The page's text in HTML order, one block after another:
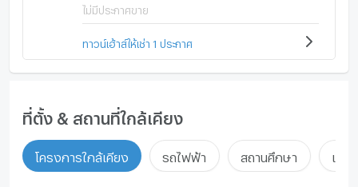
ไม่มีประกาศขาย
ทาวน์เฮ้าส์ให้เช่า 1 ประกาศ
ที่ตั้ง & สถานที่ใกล้เคียง
โครงการใกล้เคียง รถไฟฟ้า สถานศึกษา แหล่